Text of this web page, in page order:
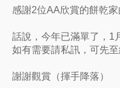
感謝2位AA欣賞的餅乾
話說，今年已滿單了，1
如有需要請私訊，可先
謝謝觀賞（揮手降落）